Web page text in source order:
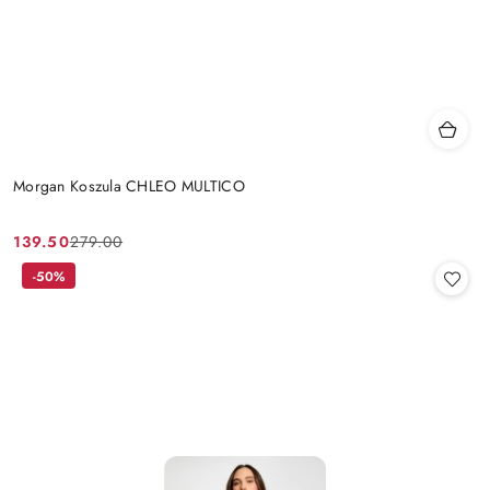
Morgan Koszula CHLEO MULTICO
Cena
promocyjna:
139.50
Cena
przed
279.00
-50%